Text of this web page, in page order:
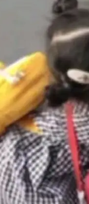
。
大会
，以
新范
业落地
生产力
XAge
对CI
效率
对的新
两项：
PoC走
用...
Fedos
西不新
类型
不是类
式。 文
色主题
——bool
式、浅
的组
要知道
验、或
，两个
O
一
都在
Twitte
他所
不一
前的
开源项
。 设